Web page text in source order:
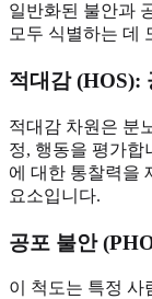
일반화된 불안과
모두 식별하는 데
적대감 (HOS):
적대감 차원은 분
정, 행동을 평가합
에 대한 통찰력을
요소입니다.
공포 불안
이 척도는 특정 사